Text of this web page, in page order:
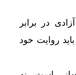
در برابر
روایت خود